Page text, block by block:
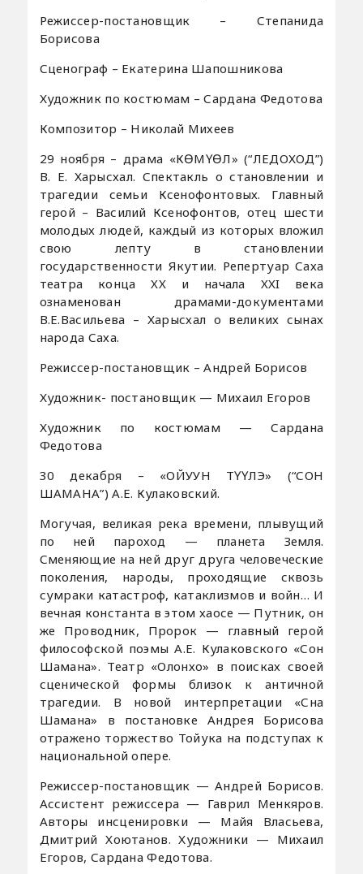
Режиссер-постановщик – Степанида
Борисова
Сценограф – Екатерина Шапошникова
Художник по костюмам – Сардана Федотова
Композитор – Николай Михеев
29 ноября – драма «КӨМҮӨЛ» (“ЛЕДОХОД”)
В. Е. Харысхал. Спектакль о становлении и
трагедии семьи Ксенофонтовых. Главный
герой – Василий Ксенофонтов, отец шести
молодых людей, каждый из которых вложил
свою лепту в становлении
государственности Якутии. Репертуар Саха
театра конца XX и начала XXI века
ознаменован драмами-документами
В.Е.Васильева – Харысхал о великих сынах
народа Саха.
Режиссер-постановщик – Андрей Борисов
Художник- постановщик — Михаил Егоров
Художник по костюмам — Сардана
Федотова
30 декабря – «ОЙУУН ТҮҮЛЭ» (“СОН
ШАМАНА”) А.Е. Кулаковский.
Могучая, великая река времени, плывущий
по ней пароход — планета Земля.
Сменяющие на ней друг друга человеческие
поколения, народы, проходящие сквозь
сумраки катастроф, катаклизмов и войн… И
вечная константа в этом хаосе — Путник, он
же Проводник, Пророк — главный герой
философской поэмы А.Е. Кулаковского «Сон
Шамана». Театр «Олонхо» в поисках своей
сценической формы близок к античной
трагедии. В новой интерпретации «Сна
Шамана» в постановке Андрея Борисова
отражено торжество Тойука на подступах к
национальной опере.
Режиссер-постановщик — Андрей Борисов.
Ассистент режиссера — Гаврил Менкяров.
Авторы инсценировки — Майя Власьева,
Дмитрий Хоютанов. Художники — Михаил
Егоров, Сардана Федотова.